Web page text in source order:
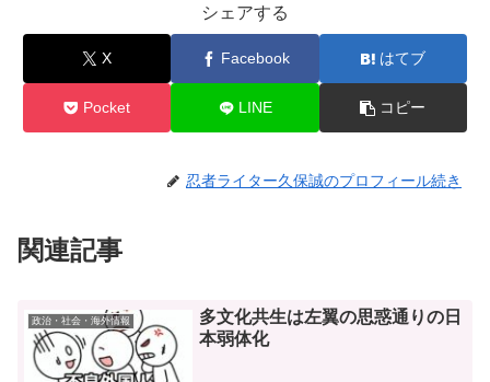
シェアする
X Facebook はてブ
Pocket LINE コピー
忍者ライター久保誠のプロフィール続き
関連記事
政治・社会・海外情報
多文化共生は左翼の思惑通りの日
本弱体化